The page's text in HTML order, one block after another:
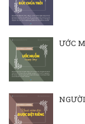
ƯỚC